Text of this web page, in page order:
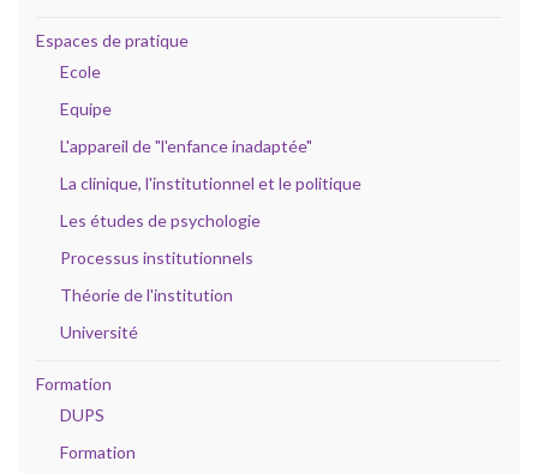
Espaces de pratique
Ecole
Equipe
L'appareil de "l'enfance inadaptée"
La clinique, l'institutionnel et le politique
Les études de psychologie
Processus institutionnels
Théorie de l'institution
Université
Formation
DUPS
Formation